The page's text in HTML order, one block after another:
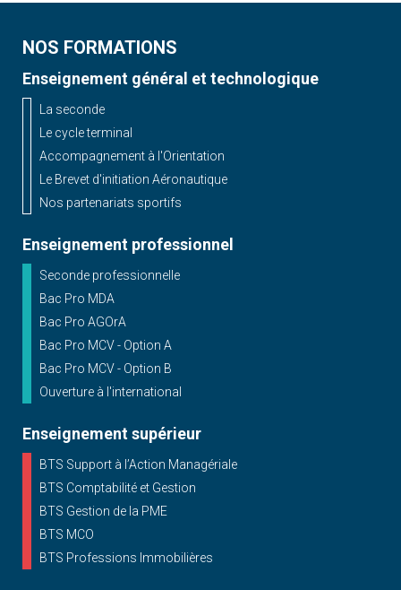
NOS FORMATIONS
Enseignement général et technologique
La seconde
Le cycle terminal
Accompagnement à l'Orientation
Le Brevet d'initiation Aéronautique
Nos partenariats sportifs
Enseignement professionnel
Seconde professionnelle
Bac Pro MDA
Bac Pro AGOrA
Bac Pro MCV - Option A
Bac Pro MCV - Option B
Ouverture à l'international
Enseignement supérieur
BTS Support à l’Action Managériale
BTS Comptabilité et Gestion
BTS Gestion de la PME
BTS MCO
BTS Professions Immobilières